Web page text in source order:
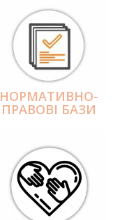
НОРМАТИВНО-
ПРАВОВІ БАЗИ